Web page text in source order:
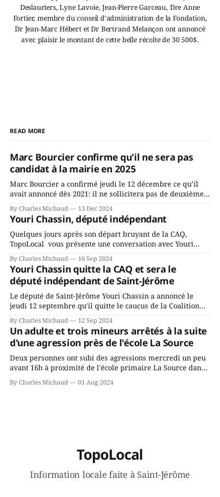
Deslauriers, Lyne Lavoie, Jean-Pierre Garceau, Dre Anne
Fortier, membre du conseil d’administration de la Fondation,
Dr Jean-Marc Hébert et Dr Bertrand Melançon ont annoncé
avec plaisir le montant de cette belle récolte de 30 500$.
READ MORE
Marc Bourcier confirme qu'il ne sera pas
candidat à la mairie en 2025
Marc Bourcier a confirmé jeudi le 12 décembre ce qu’il
avait annoncé dès 2021: il ne sollicitera pas de deuxième
fait l’annonce en s’adressant aux employés de la ville,
rassemblés en soirée pour leur traditionnel souper
By Charles Michaud 13 Dec 2024
Youri Chassin, député indépendant
Quelques jours après son départ bruyant de la CAQ,
TopoLocal vous présente une conversation avec Youri
depuis longtemps? Sera-t-il candidat indépendant dans 2
ans? Joindrait-il un autre parti, par exemple les
conservateurs d’Éric Duhaime? Que lui
By Charles Michaud 16 Sep 2024
Youri Chassin quitte la CAQ et sera le
député indépendant de Saint-Jérôme
Le député de Saint-Jérôme Youri Chassin a annoncé le
jeudi 12 septembre qu'il quitte le caucus de la Coalition
gouvernement de la CAQ, surtout de son incapacité, qu'il
juge chronique, à offrir des
By Charles Michaud 12 Sep 2024
Un adulte et trois mineurs arrêtés à la suite
d'une agression près de l'école La Source
Deux personnes ont subi des agressions mercredi un peu
avant 16h à proximité de l'école primaire La Source dans
victimes aurait été écrasée sous un véhicule et aspergée
By Charles Michaud 01 Aug 2024
TopoLocal
Information locale faite à Saint-Jérôme